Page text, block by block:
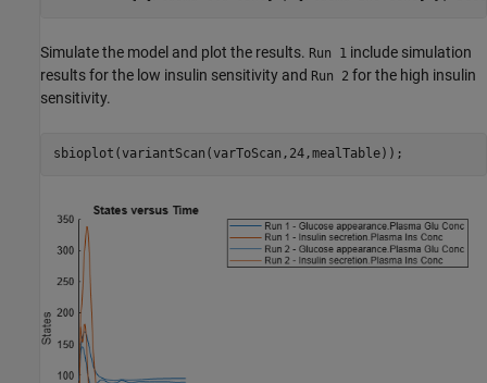
Simulate the model and plot the results. Run 1 include simulation
results for the low insulin sensitivity and Run 2 for the high insulin
sensitivity.
sbioplot(variantScan(varToScan,24,mealTable));